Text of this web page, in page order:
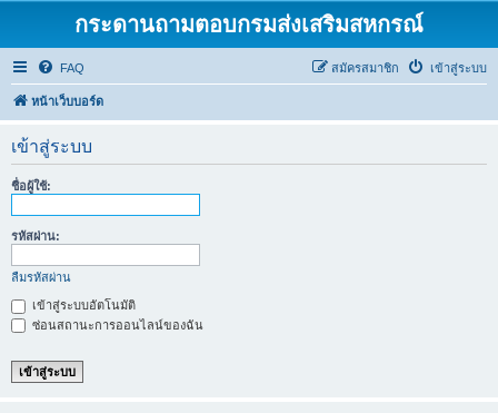
กระดานถามตอบกรมส่งเสริมสหกรณ์
FAQ เข้าสู่ระบบ
สมัครสมาชิก
หน้าเว็บบอร์ด
เข้าสู่ระบบ
ชื่อผู้ใช้:
รหัสผ่าน:
ลืมรหัสผ่าน
เข้าสู่ระบบอัตโนมัติ
ซ่อนสถานะการออนไลน์ของฉัน